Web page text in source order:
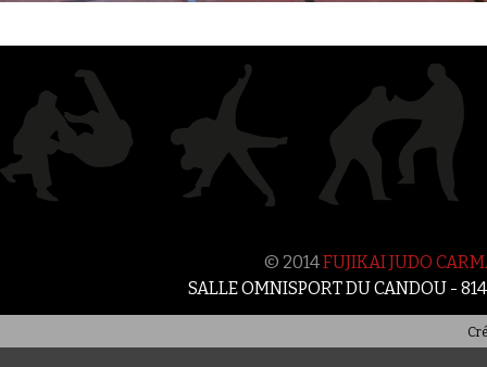
© 2014FUJIKAI JUDO
SALLE OMNISPORT DU CANDOU -